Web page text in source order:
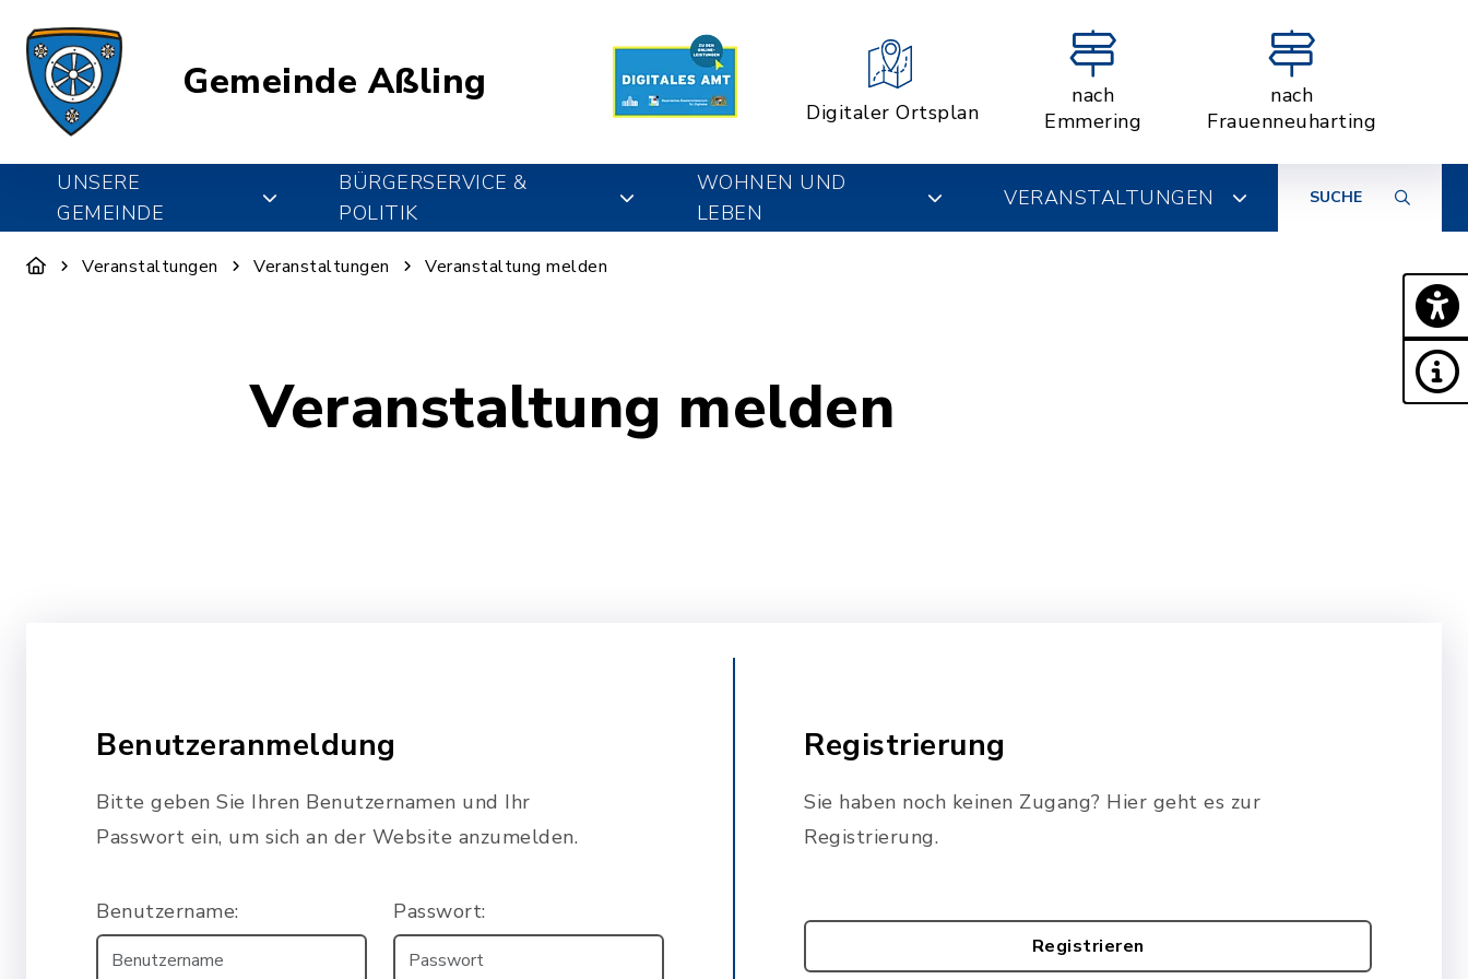
Gemeinde Aßling
Digitaler Ortsplan
nach
Emmering
nach
Frauenneuharting
UNSERE
GEMEINDE
BÜRGERSERVICE &
POLITIK
WOHNEN UND
LEBEN
VERANSTALTUNGEN SUCHE
Veranstaltungen Veranstaltungen Veranstaltung melden
Veranstaltung melden
Benutzeranmeldung
Bitte geben Sie Ihren Benutzernamen und Ihr
Passwort ein, um sich an der Website anzumelden.
Benutzername: Passwort:
Registrierung
Sie haben noch keinen Zugang? Hier geht es zur
Registrierung.
Registrieren